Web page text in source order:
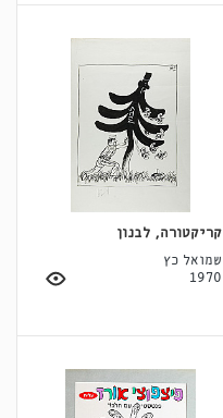
קריקטורה, לבנון
שמואל כץ
1970